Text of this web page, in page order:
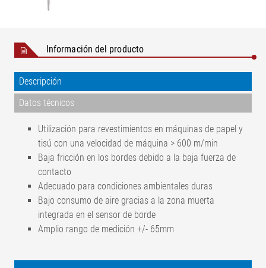
Información del producto
Descripción
Datos técnicos
Utilización para revestimientos en máquinas de papel y
tisú con una velocidad de máquina > 600 m/min
Baja fricción en los bordes debido a la baja fuerza de
contacto
Adecuado para condiciones ambientales duras
Bajo consumo de aire gracias a la zona muerta
integrada en el sensor de borde
Amplio rango de medición +/- 65mm